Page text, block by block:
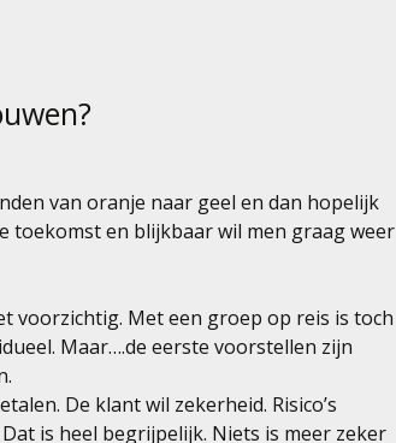
van oranje naar geel en dan hopelijk
toekomst en blijkbaar wil men graag weer
voorzichtig. Met een groep op reis is toch
Maar….de eerste voorstellen zijn
De klant wil zekerheid. Risico’s
is heel begrijpelijk. Niets is meer zeker